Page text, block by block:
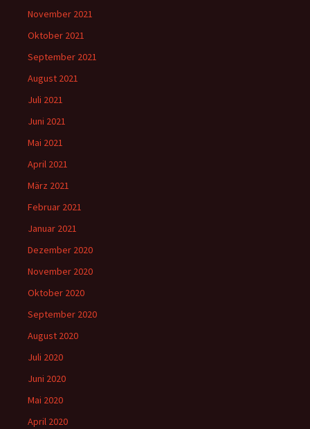
November 2021
Oktober 2021
September 2021
August 2021
Juli 2021
Juni 2021
Mai 2021
April 2021
März 2021
Februar 2021
Januar 2021
Dezember 2020
November 2020
Oktober 2020
September 2020
August 2020
Juli 2020
Juni 2020
Mai 2020
April 2020